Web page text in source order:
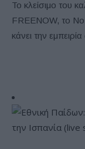
Το κλείσιμο του
FREENOW, το
κάνει την